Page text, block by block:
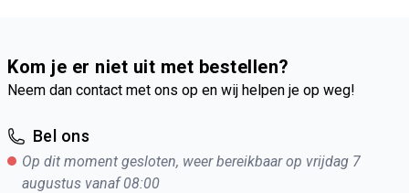
Kom je er niet uit met bestellen?
Neem dan contact met ons op en wij helpen je op weg!
Bel ons
Op dit moment gesloten, weer bereikbaar op vrijdag 7
augustus vanaf 08:00